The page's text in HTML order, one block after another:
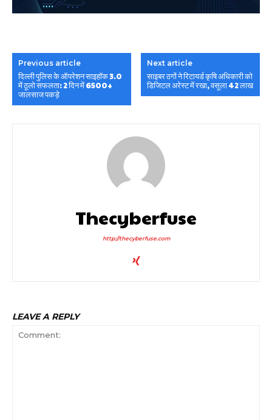
Previous article
दिल्ली पुलिस के ऑपरेशन साइहॉक 3.0
में ठूलो सफलता: 2 दिन में 6500+
जालसाज पकड़े
Next article
साइबर ठगों ने रिटायर्ड कृषि अधिकारी को
डिजिटल अरेस्ट में रखा, वसूला 42 लाख
Thecyberfuse
http://thecyberfuse.com
LEAVE A REPLY